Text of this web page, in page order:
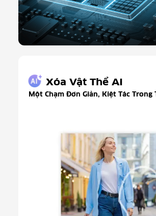
Xóa Vật Thể AI
Một Chạm Đơn Giản, Kiệt Tác Trong